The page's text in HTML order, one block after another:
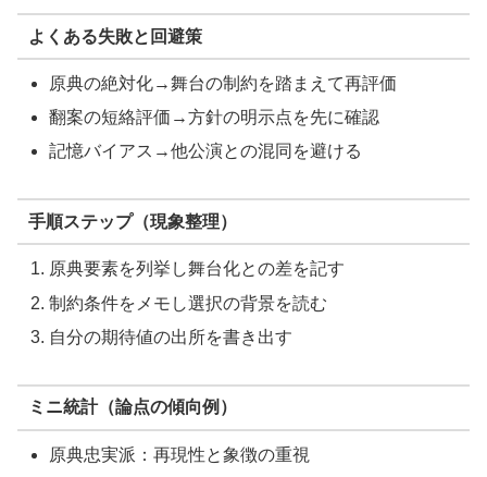
よくある失敗と回避策
原典の絶対化→舞台の制約を踏まえて再評価
翻案の短絡評価→方針の明示点を先に確認
記憶バイアス→他公演との混同を避ける
手順ステップ（現象整理）
原典要素を列挙し舞台化との差を記す
制約条件をメモし選択の背景を読む
自分の期待値の出所を書き出す
ミニ統計（論点の傾向例）
原典忠実派：再現性と象徴の重視